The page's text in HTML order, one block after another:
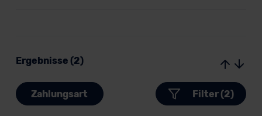
Ergebnisse (2)
Zahlungsart Filter (2)